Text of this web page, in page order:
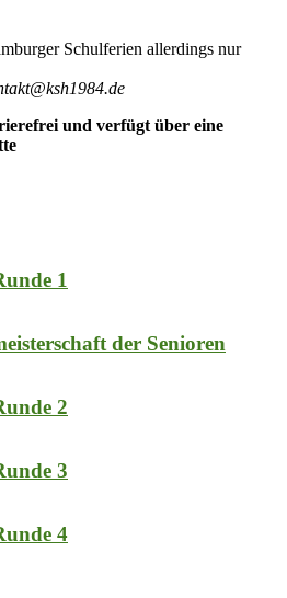
Schulferien allerdings nur
und verfügt über eine
1
der Senioren
2
3
4